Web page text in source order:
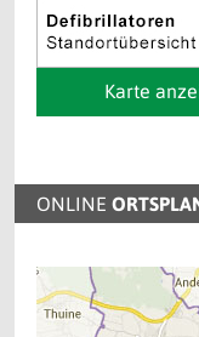
Karte
ONLINE